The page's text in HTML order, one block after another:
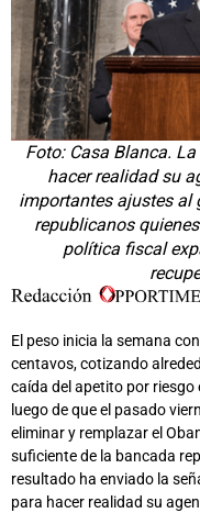
Foto: Casa Blanca.
hacer realidad su
importantes ajustes al
republicanos
política fiscal
El peso inicia la semana
centavos, cotizando
caída del apetito por
luego de que el pasado
eliminar y remplazar el
suficiente de la bancada
resultado ha enviado la
para hacer realidad su